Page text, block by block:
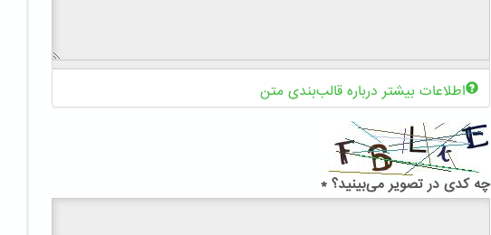
اطلاعات بیشتر درباره قالب‌بندی متن
چه کدی در تصویر می‌بینید؟ *